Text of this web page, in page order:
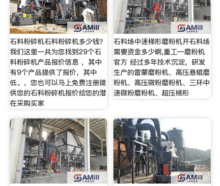
石料粉碎机石料粉碎机多少钱？
我们这里一共为您找到29个石
料粉碎机产品报价信息 ，其中
有9个产品提供了报价，其中
低。，您也可以马上免费注册提
供您的石料粉碎机报价给您的潜
在采购买家
石料场中速梯形磨粉机开石料场
需要资金多少啊,重工—磨粉机
官方 经过多年技术沉淀，研发
生产的雷蒙磨粉机、高压悬辊磨
粉机、高压微粉磨粉机、三环中
速微粉磨粉机、超压梯形